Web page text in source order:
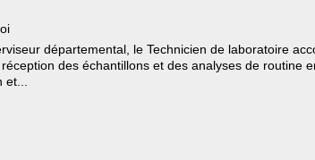
départemental, le Technicien de laboratoire
des échantillons et des analyses de routine